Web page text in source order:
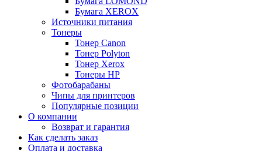
Бумага XEROX
Источники питания
Тонеры
Тонер Canon
Тонер Polyton
Тонер Xerox
Тонеры HP
Фотобарабаны
Чипы для принтеров
Популярные позиции
О компании
Возврат и гарантия
Как сделать заказ
Оплата и доставка